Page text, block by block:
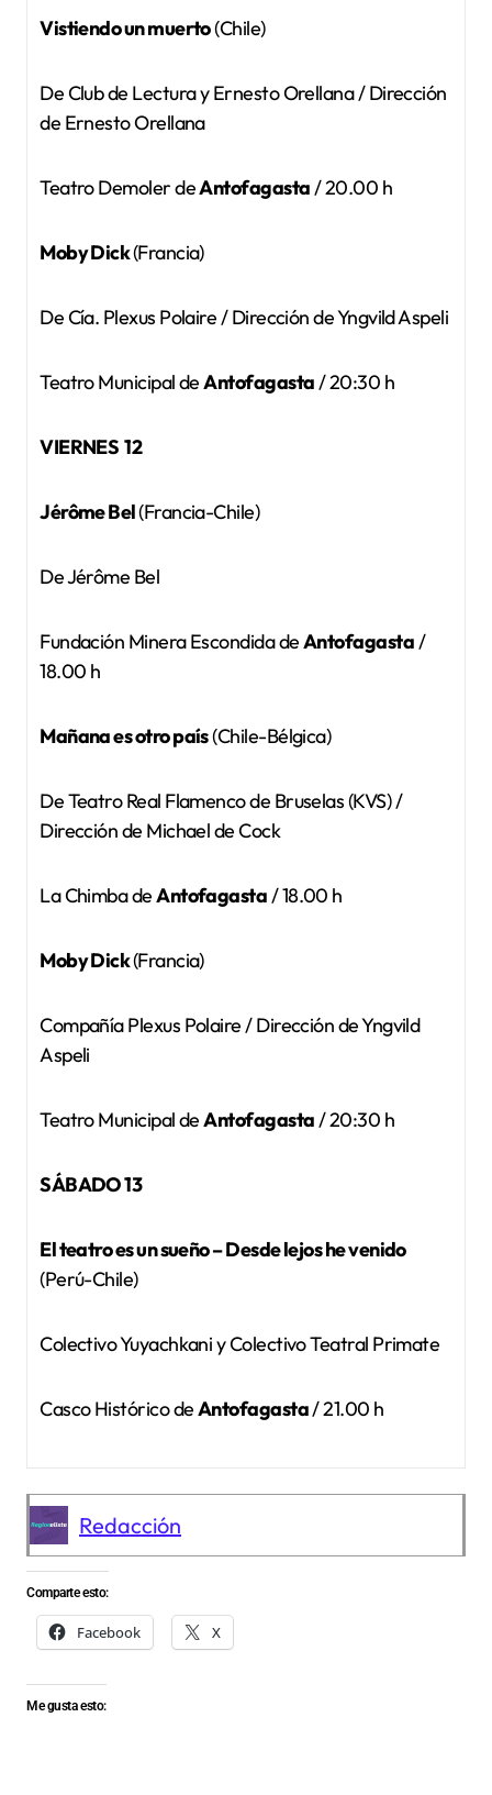
Vistiendo un muerto(Chile)
De Club de Lectura y Ernesto Orellana / Dirección
de Ernesto Orellana
Teatro Demoler deAntofagasta/ 20.00 h
Moby Dick(Francia)
De Cía. Plexus Polaire / Dirección de Yngvild Aspeli
Teatro Municipal deAntofagasta/ 20:30 h
VIERNES 12
Jérôme Bel(Francia-Chile)
De Jérôme Bel
Fundación Minera Escondida deAntofagasta/
18.00 h
Mañana es otro país(Chile-Bélgica)
De Teatro Real Flamenco de Bruselas (KVS) /
Dirección de Michael de Cock
La Chimba deAntofagasta/ 18.00 h
Moby Dick(Francia)
Compañía Plexus Polaire / Dirección de Yngvild
Aspeli
Teatro Municipal deAntofagasta/ 20:30 h
SÁBADO 13
El teatro es un sueño – Desde lejos he venido
(Perú-Chile)
Colectivo Yuyachkani y Colectivo Teatral Primate
Casco Histórico deAntofagasta/ 21.00 h
Redacción
Comparte esto:
Facebook X
Me gusta esto: